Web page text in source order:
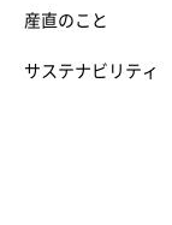
産直のこと
サステナビリティ